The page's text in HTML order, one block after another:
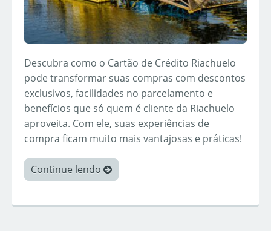
Descubra como o Cartão de Crédito Riachuelo
pode transformar suas compras com descontos
exclusivos, facilidades no parcelamento e
benefícios que só quem é cliente da Riachuelo
aproveita. Com ele, suas experiências de
compra ficam muito mais vantajosas e práticas!
Continue lendo